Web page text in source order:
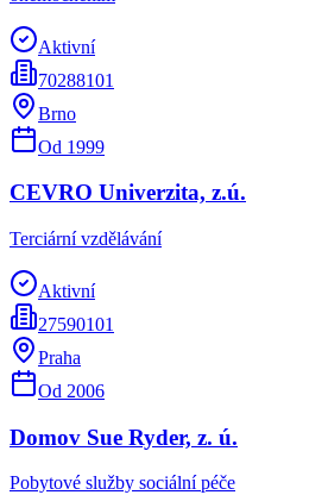
Aktivní
70288101
Brno
Od 1999
CEVRO Univerzita, z.ú.
Terciární vzdělávání
Aktivní
27590101
Praha
Od 2006
Domov Sue Ryder, z. ú.
Pobytové služby sociální péče